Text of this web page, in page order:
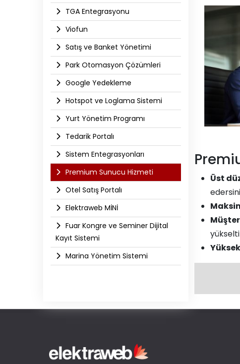
TGA Entegrasyonu
Viofun
Satış ve Banket Yönetimi
Park Otomasyon Çözümleri
Google Yedekleme
Hotspot ve Loglama Sistemi
Yurt Yönetim Programı
Tedarik Portalı
Sistem Entegrasyonları
Premium Sunucu Hizmeti
Otel Satış Portalı
Elektraweb MİNİ
Fuar Kongre ve Seminer Dijital
Kayıt Sistemi
Marina Yönetim Sistemi
Üst